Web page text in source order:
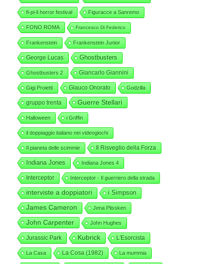
fi-pi-li horror festival Figuracce a Sanremo
FONO ROMA Francesco Di Federico
Frankenstein Frankenstein Junior
George Lucas Ghostbusters
Ghostbusters 2 Giancarlo Giannini
Gigi Proietti Glauco Onorato Godzilla
gruppo trenta Guerre Stellari
Halloween i Griffin
il doppiaggio italiano nei videogiochi
Il pianeta delle scimmie Il Risveglio della Forza
Indiana Jones Indiana Jones 4
Interceptor Interceptor - Il guerriero della strada
interviste a doppiatori i Simpson
James Cameron Jena Plissken
John Carpenter John Hughes
Jurassic Park Kubrick L'Esorcista
La Casa La Cosa (1982) La mummia